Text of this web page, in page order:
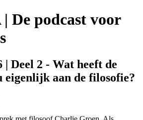
De podcast voor
| Deel 2 - Wat heeft de
eigenlijk aan de filosofie?